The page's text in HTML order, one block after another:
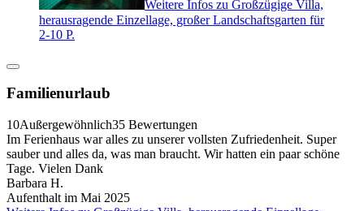
Weitere Infos zu Großzügige Villa,
herausragende Einzellage, großer Landschaftsgarten für
2-10 P.
Familienurlaub
10Außergewöhnlich35 Bewertungen
Im Ferienhaus war alles zu unserer vollsten Zufriedenheit. Super
sauber und alles da, was man braucht. Wir hatten ein paar schöne
Tage. Vielen Dank
Barbara H.
Aufenthalt im Mai 2025